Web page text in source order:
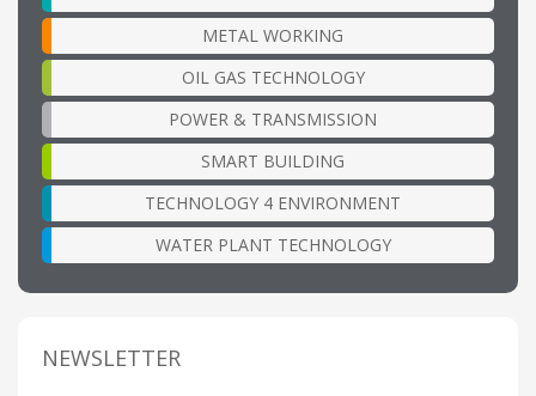
METAL WORKING
OIL GAS TECHNOLOGY
POWER & TRANSMISSION
SMART BUILDING
TECHNOLOGY 4 ENVIRONMENT
WATER PLANT TECHNOLOGY
NEWSLETTER